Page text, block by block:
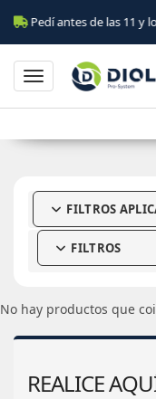
Pedí antes de las 11 y lo
Toggle navigation
FILTROS
FILTROS
No hay productos que
REALICE